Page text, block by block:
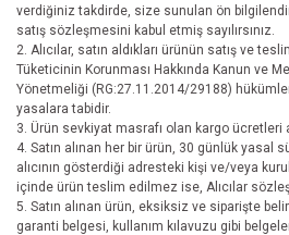
verdiğiniz takdirde, size sunulan ön
satış sözleşmesini kabul etmiş sayılırsınız.
2. Alıcılar, satın aldıkları ürünün satış ve
Tüketicinin Korunması Hakkında Kanun ve
Yönetmeliği (RG:27.11.2014/29188)
yasalara tabidir.
3. Ürün sevkiyat masrafı olan kargo ücretleri
4. Satın alınan her bir ürün, 30 günlük yasal
alıcının gösterdiği adresteki kişi ve/veya
içinde ürün teslim edilmez ise, Alıcılar
5. Satın alınan ürün, eksiksiz ve siparişte
garanti belgesi, kullanım kılavuzu gibi